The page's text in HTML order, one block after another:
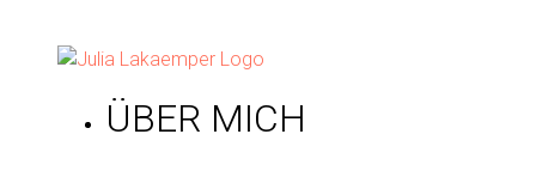
ÜBER MICH